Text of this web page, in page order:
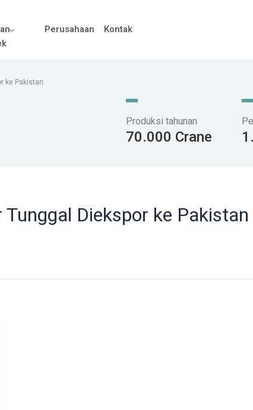
Perusahaan Kontak
ke Pakistan
Produksi tahunan
70.000 Crane
Diekspor ke Pakistan